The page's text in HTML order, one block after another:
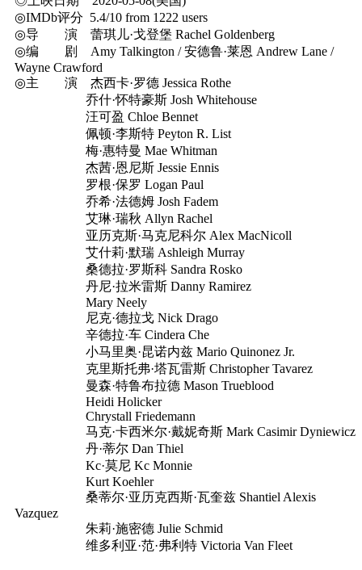
◎IMDb评分 5.4/10 from 1222 users
◎导 演 蕾琪儿·戈登堡 Rachel Goldenberg
◎编 剧 Amy Talkington / 安德鲁·莱恩 Andrew Lane /
Wayne Crawford
◎主 演 杰西卡·罗德 Jessica Rothe
乔什·怀特豪斯 Josh Whitehouse
汪可盈 Chloe Bennet
佩顿·李斯特 Peyton R. List
梅·惠特曼 Mae Whitman
杰茜·恩尼斯 Jessie Ennis
罗根·保罗 Logan Paul
乔希·法德姆 Josh Fadem
艾琳·瑞秋 Allyn Rachel
亚历克斯·马克尼科尔 Alex MacNicoll
艾什莉·默瑞 Ashleigh Murray
桑德拉·罗斯科 Sandra Rosko
丹尼·拉米雷斯 Danny Ramirez
Mary Neely
尼克·德拉戈 Nick Drago
辛德拉·车 Cindera Che
小马里奥·昆诺内兹 Mario Quinonez Jr.
克里斯托弗·塔瓦雷斯 Christopher Tavarez
曼森·特鲁布拉德 Mason Trueblood
Heidi Holicker
Chrystall Friedemann
马克·卡西米尔·戴妮奇斯 Mark Casimir Dyniewicz
丹·蒂尔 Dan Thiel
Kc·莫尼 Kc Monnie
Kurt Koehler
桑蒂尔·亚历克西斯·瓦奎兹 Shantiel Alexis
Vazquez
朱莉·施密德 Julie Schmid
维多利亚·范·弗利特 Victoria Van Fleet